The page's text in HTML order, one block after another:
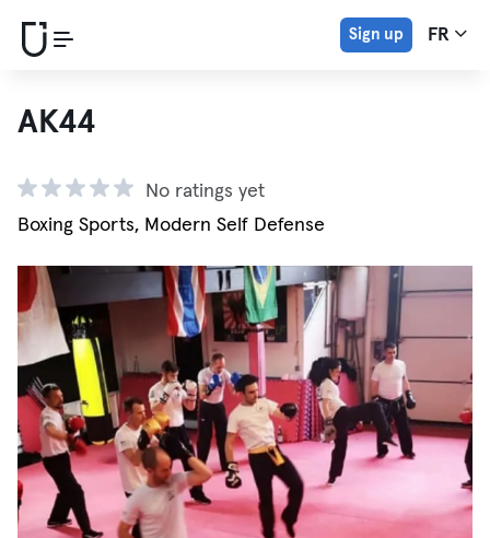
Sign up FR
AK44
No ratings yet
Boxing Sports, Modern Self Defense